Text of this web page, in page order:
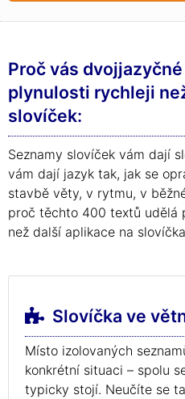
Proč vás
plynulosti rychleji
slovíček:
Seznamy slovíček vám dají
vám dají jazyk tak, jak se
stavbě věty, v rytmu, v
proč těchto 400 textů udělá
než další aplikace na
Slovíčka ve
Místo izolovaných
konkrétní situaci – spolu
typicky stojí. Neučíte se